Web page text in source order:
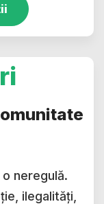
neregulă.
ilegalități,